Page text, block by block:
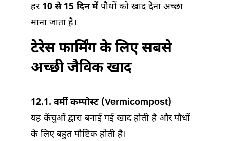
हर 10 से 15 दिन में पौधों को खाद देना अच्छा
माना जाता है।
टेरेस फार्मिंग के लिए सबसे
अच्छी जैविक खाद
12.1. वर्मी कम्पोस्ट (Vermicompost)
यह केंचुओं द्वारा बनाई गई खाद होती है और पौधों
के लिए बहुत पौष्टिक होती है।